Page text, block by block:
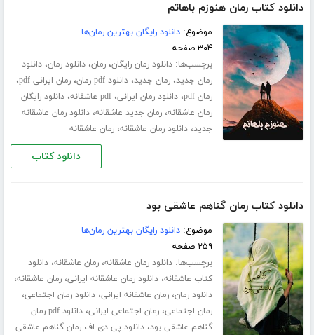
دانلود کتاب رمان هنوزم باهاتم
موضوع:دانلود رایگان بهترین رمان‌ها
۳۰۴ صفحه
برچسب‌ها:دانلود رمان رایگان،رمان،دانلود رمان،دانلود
رمان جدید،رمان جدید،دانلود pdf رمان ،رمان ایرانی pdf ،
رمان pdf ،دانلود رمان ایرانی،pdf عاشقانه ،دانلود رایگان
رمان عاشقانه،رمان جدید عاشقانه،دانلود رمان عاشقانه
جدید،دانلود رمان عاشقانه،رمان عاشقانه
دانلود کتاب
دانلود کتاب رمان گناهم عاشقی بود
موضوع:دانلود رایگان بهترین رمان‌ها
۲۵۹ صفحه
برچسب‌ها:دانلود رمان عاشقانه،رمان عاشقانه،دانلود
کتاب عاشقانه،دانلود رمان عاشقانه ایرانی،رمان عاشقانه،
دانلود رمان،رمان عاشقانه ایرانی،دانلود رمان اجتماعی،
رمان اجتماعی،رمان اجتماعی ایرانی،
دانلود pdf رمان
گناهم عاشقی بود،دانلود پی دی اف رمان گناهم عاشقی